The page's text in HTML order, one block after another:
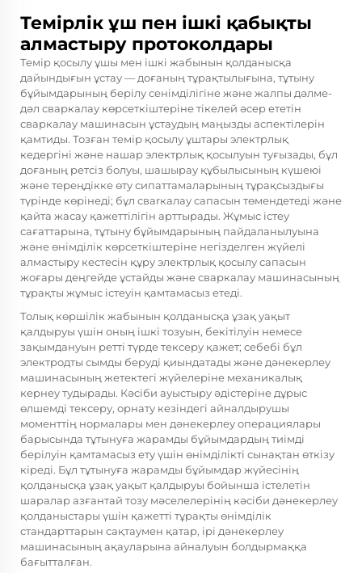
Темірлік ұш пен ішкі қабықты
алмастыру протоколдары
Темір қосылу ұшы мен ішкі жабынын қолданысқа
дайындығын ұстау — доғаның тұрақтылығына, тұтыну
бұйымдарының берілу сенімділігіне және жалпы дәлме-
дәл сваркалау көрсеткіштеріне тікелей әсер ететін
сваркалау машинасын ұстаудың маңызды аспектілерін
қамтиды. Тозған темір қосылу ұштары электрлық
кедергіні және нашар электрлық қосылуын туғызады, бұл
доғаның ретсіз болуы, шашырау құбылысының күшеюі
және тереңдікке өту сипаттамаларының тұрақсыздығы
түрінде көрінеді; бұл свarкалау сапасын төмендетеді және
қайта жасау қажеттілігін арттырады. Жұмыс істеу
сағаттарына, тұтыну бұйымдарының пайдаланылуына
және өнімділік көрсеткіштеріне негізделген жүйелі
алмастыру кестесін құру электрлық қосылу сапасын
жоғары деңгейде ұстайды және сваркалау машинасының
тұрақты жұмыс істеуін қамтамасыз етеді.
Толық көршілік жабынын қолданысқа ұзақ уақыт
қалдыруы үшін оның ішкі тозуын, бекітілуін немесе
зақымдануын ретті түрде тексеру қажет; себебі бұл
электродты сымды беруді қиындатады және дәнекерлеу
машинасының жетектегі жүйелеріне механикалық
кернеу тудырады. Кәсіби ауыстыру әдістеріне дұрыс
өлшемді тексеру, орнату кезіндегі айналдырушы
моменттің нормалары мен дәнекерлеу операциялары
барысында тұтынуға жарамды бұйымдардың тиімді
берілуін қамтамасыз ету үшін өнімділікті сынақтан өткізу
кіреді. Бұл тұтынуға жарамды бұйымдар жүйесінің
қолданысқа ұзақ уақыт қалдыруы бойынша істелетін
шаралар азғантай тозу мәселелерінің кәсіби дәнекерлеу
қолданыстары үшін қажетті тұрақты өнімділік
стандарттарын сақтаумен қатар, ірі дәнекерлеу
машинасының ақауларына айналуын болдырмаққа
бағытталған.